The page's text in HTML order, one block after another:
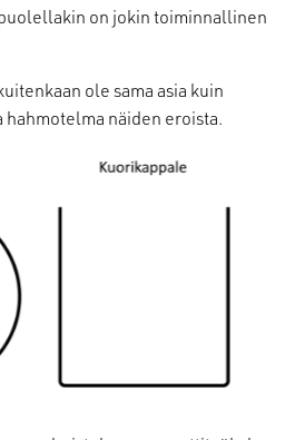
on jokin toiminnallinen
ole sama asia kuin
näiden eroista.